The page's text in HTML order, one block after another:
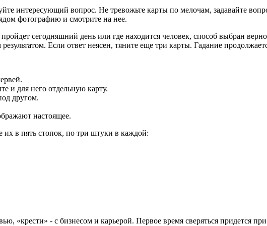
интересующий вопрос. Не тревожьте карты по мелочам, задавайте
фотографию и смотрите на нее.
сегодняшний день или где находится человек, способ выбран
Если ответ неясен, тяните еще три карты. Гадание
и для него отдельную карту.
другом.
настоящее.
их в пять стопок, по три штуки в каждой:
«крести» - с бизнесом и карьерой. Первое время сверяться придется